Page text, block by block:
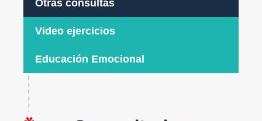
Otras consultas
Video ejercicios
Educación Emocional